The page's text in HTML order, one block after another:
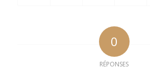
0
RÉPONSES